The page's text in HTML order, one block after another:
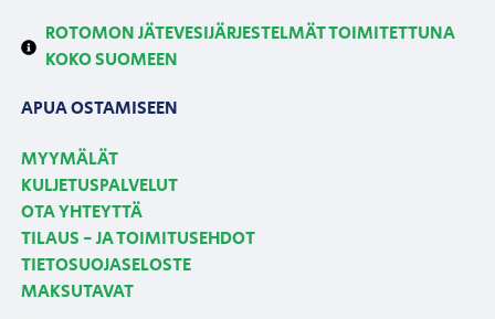
ROTOMON JÄTEVESIJÄRJESTELMÄT TOIMITETTUNA
KOKO SUOMEEN
APUA OSTAMISEEN
MYYMÄLÄT
KULJETUSPALVELUT
OTA YHTEYTTÄ
TILAUS - JA TOIMITUSEHDOT
TIETOSUOJASELOSTE
MAKSUTAVAT